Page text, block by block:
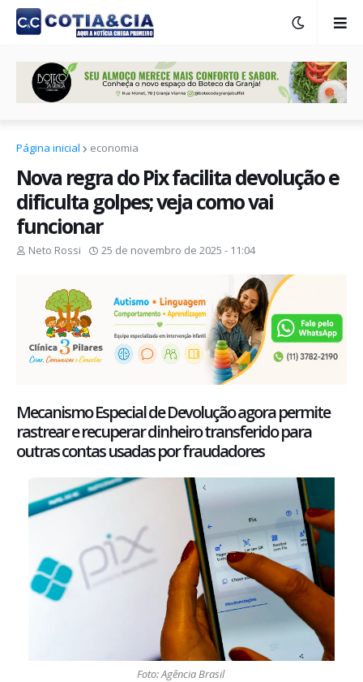
Página inicial economia
Nova regra do Pix facilita devolução e
dificulta golpes; veja como vai
funcionar
Neto Rossi 25 de novembro de 2025 - 11:04
Mecanismo Especial de Devolução agora permite
rastrear e recuperar dinheiro transferido para
outras contas usadas por fraudadores
Foto: Agência Brasil